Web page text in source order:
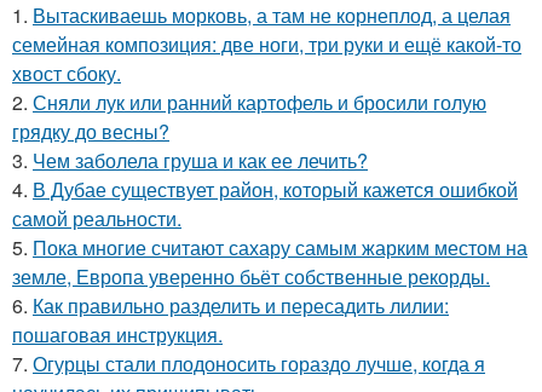
1. Вытаскиваешь морковь, а там не корнеплод, а целая
семейная композиция: две ноги, три руки и ещё какой-то
хвост сбоку.
2. Сняли лук или ранний картофель и бросили голую
грядку до весны?
3. Чем заболела груша и как ее лечить?
4. В Дубае существует район, который кажется ошибкой
самой реальности.
5. Пока многие считают сахару самым жарким местом на
земле, Европа уверенно бьёт собственные рекорды.
6. Как правильно разделить и пересадить лилии:
пошаговая инструкция.
7. Огурцы стали плодоносить гораздо лучше, когда я